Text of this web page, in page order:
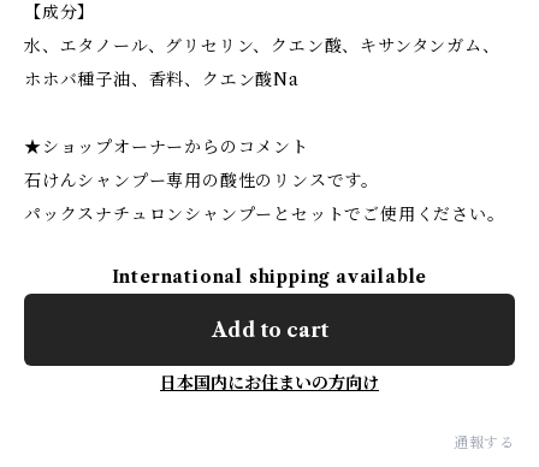
【成分】
水、エタノール、グリセリン、クエン酸、キサンタンガム、
ホホバ種子油、香料、クエン酸Na
★ショップオーナーからのコメント
石けんシャンプー専用の酸性のリンスです。
パックスナチュロンシャンプーとセットでご使用ください。
International shipping available
Add to cart
日本国内にお住まいの方向け
通報する